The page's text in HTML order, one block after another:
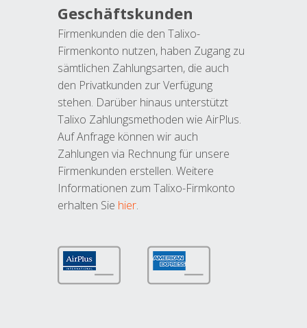
Geschäftskunden
Firmenkunden die den Talixo-
Firmenkonto nutzen, haben Zugang zu
sämtlichen Zahlungsarten, die auch
den Privatkunden zur Verfügung
stehen. Darüber hinaus unterstützt
Talixo Zahlungsmethoden wie AirPlus.
Auf Anfrage können wir auch
Zahlungen via Rechnung für unsere
Firmenkunden erstellen. Weitere
Informationen zum Talixo-Firmkonto
erhalten Sie hier.